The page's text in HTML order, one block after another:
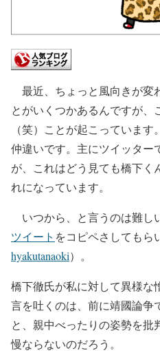
最近、ちょっと風向きが変
とがいくつかあるんですが、
（笑）ことが起こっていま
仲違いです。主にツイッター
が、これはどう見ても橋下く
れになっています。
いつから、と言うのは難し
ツイート をコピペさしてもら
hyakutanaoki）。
橋下徹氏が私に対して異様な
言を吐くのは、前に靖國論争
と、親中べったりの姿勢を
慢ならないのだろう。